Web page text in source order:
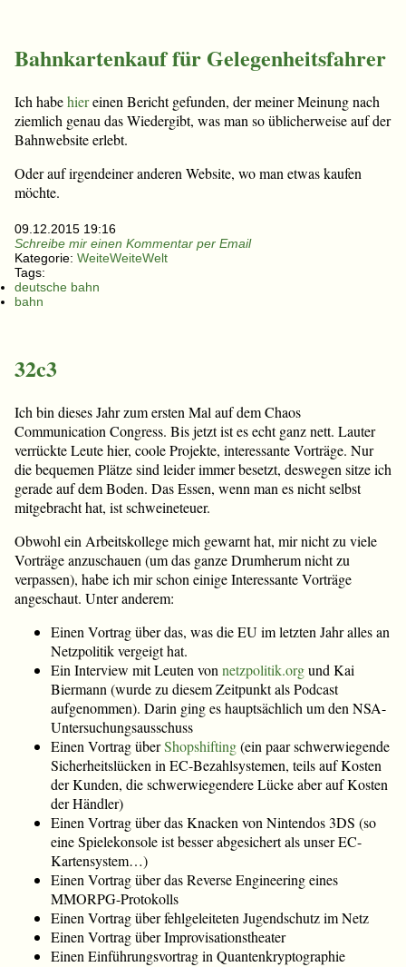
Bahnkartenkauf für Gelegenheitsfahrer
Ich habehiereinen Bericht gefunden, der meiner Meinung nach
ziemlich genau das Wiedergibt, was man so üblicherweise auf der
Bahnwebsite erlebt.
Oder auf irgendeiner anderen Website, wo man etwas kaufen
möchte.
09.12.2015 19:16
Schreibe mir einen Kommentar per Email
Kategorie: WeiteWeiteWelt
Tags:
deutsche bahn
bahn
32c3
Ich bin dieses Jahr zum ersten Mal auf dem Chaos
Communication Congress. Bis jetzt ist es echt ganz nett. Lauter
verrückte Leute hier, coole Projekte, interessante Vorträge. Nur
die bequemen Plätze sind leider immer besetzt, deswegen sitze ich
gerade auf dem Boden. Das Essen, wenn man es nicht selbst
mitgebracht hat, ist schweineteuer.
Obwohl ein Arbeitskollege mich gewarnt hat, mir nicht zu viele
Vorträge anzuschauen (um das ganze Drumherum nicht zu
verpassen), habe ich mir schon einige Interessante Vorträge
angeschaut. Unter anderem:
Einen Vortrag über das, was die EU im letzten Jahr alles an
Netzpolitik vergeigt hat.
Ein Interview mit Leuten vonnetzpolitik.orgund Kai
Biermann (wurde zu diesem Zeitpunkt als Podcast
aufgenommen). Darin ging es hauptsächlich um den NSA-
Untersuchungsausschuss
Einen Vortrag überShopshifting(ein paar schwerwiegende
Sicherheitslücken in EC-Bezahlsystemen, teils auf Kosten
der Kunden, die schwerwiegendere Lücke aber auf Kosten
der Händler)
Einen Vortrag über das Knacken von Nintendos 3DS (so
eine Spielekonsole ist besser abgesichert als unser EC-
Kartensystem…)
Einen Vortrag über das Reverse Engineering eines
MMORPG-Protokolls
Einen Vortrag über fehlgeleiteten Jugendschutz im Netz
Einen Vortrag über Improvisationstheater
Einen Einführungsvortrag in Quantenkryptographie